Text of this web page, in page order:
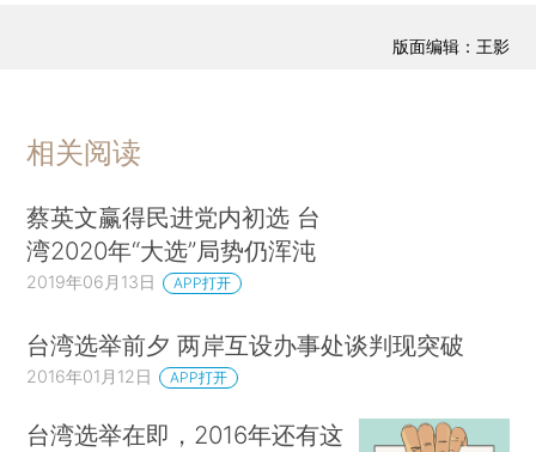
版面编辑：王影
相关阅读
蔡英文赢得民进党内初选 台
湾2020年“大选”局势仍浑沌
2019年06月13日 APP打开
台湾选举前夕 两岸互设办事处谈判现突破
2016年01月12日 APP打开
台湾选举在即，2016年还有这